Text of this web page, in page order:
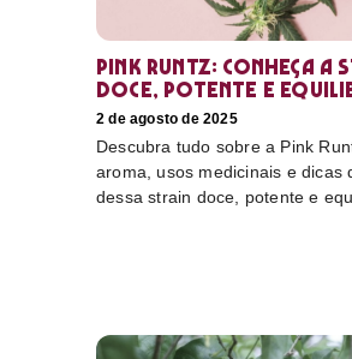
Pink Runtz: conheça a
doce, potente e
2 de agosto de 2025
Descubra tudo sobre a Pink
aroma, usos medicinais e dicas
dessa strain doce, potente e